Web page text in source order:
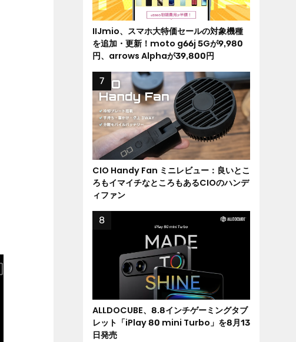
IIJmio、スマホ大特価セールの対象機種
を追加・更新！moto g66j 5Gが9,980
円、arrows Alphaが39,800円
CIO Handy Fan ミニレビュー：良いとこ
ろもイマイチなところもあるCIOのハンデ
ィファン
ALLDOCUBE、8.8インチゲーミングタブ
レット「iPlay 80 mini Turbo」を8月13
日発売